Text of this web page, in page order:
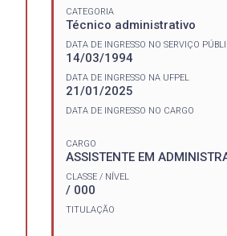
CATEGORIA
Técnico administrativo
DATA DE INGRESSO NO SERVIÇO
14/03/1994
DATA DE INGRESSO NA UFPEL
21/01/2025
DATA DE INGRESSO NO CARGO
CARGO
ASSISTENTE EM
CLASSE / NÍVEL
/ 000
TITULAÇÃO